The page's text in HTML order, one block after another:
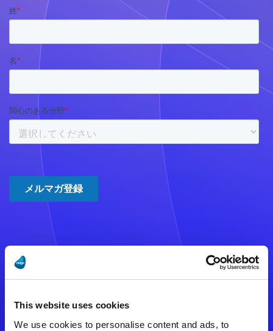
This website uses cookies
We use cookies to personalise content and ads, to
注意事項